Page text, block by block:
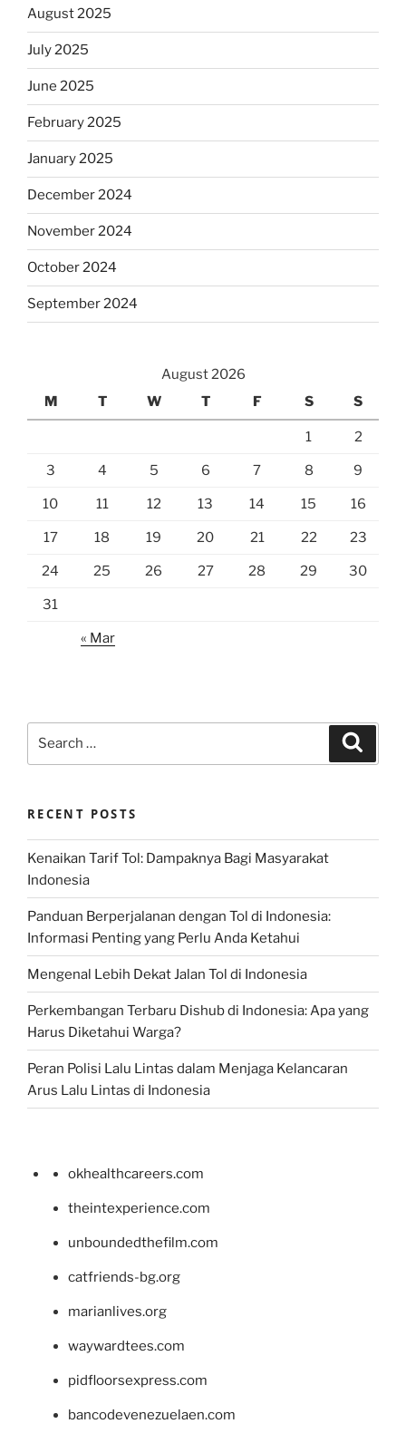
August 2025
July 2025
June 2025
February 2025
January 2025
December 2024
November 2024
October 2024
September 2024
August 2026
M
T W T F S S
1 2
3 4 5 6 7 8 9
10 11 12 13 14 15 16
17 18 19 20 21 22 23
24 25 26 27 28 29 30
31
« Mar
RECENT POSTS
Kenaikan Tarif Tol: Dampaknya Bagi Masyarakat
Indonesia
Panduan Berperjalanan dengan Tol di Indonesia:
Informasi Penting yang Perlu Anda Ketahui
Mengenal Lebih Dekat Jalan Tol di Indonesia
Perkembangan Terbaru Dishub di Indonesia: Apa yang
Harus Diketahui Warga?
Peran Polisi Lalu Lintas dalam Menjaga Kelancaran
Arus Lalu Lintas di Indonesia
okhealthcareers.com
theintexperience.com
unboundedthefilm.com
catfriends-bg.org
marianlives.org
waywardtees.com
pidfloorsexpress.com
bancodevenezuelaen.com